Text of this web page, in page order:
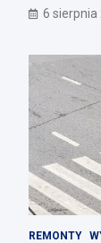
6 sierpnia
REMONTY